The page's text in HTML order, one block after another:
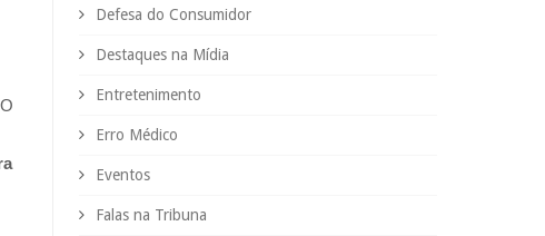
Defesa do Consumidor
Destaques na Mídia
Entretenimento
Erro Médico
Eventos
Falas na Tribuna